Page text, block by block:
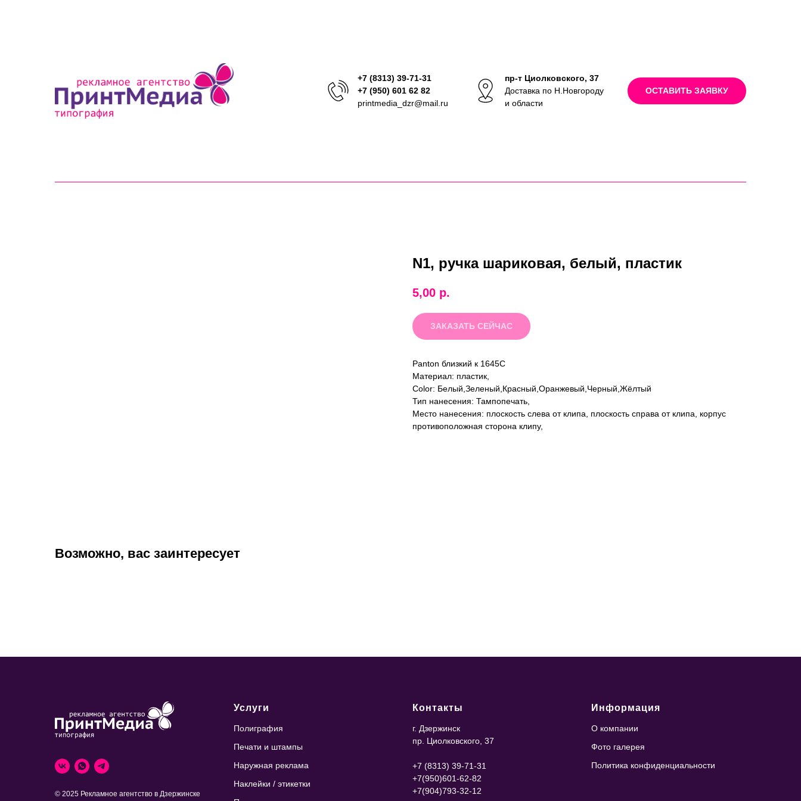
+7 (8313) 39-71-31
+7 (950) 601 62 82
printmedia_dzr@mail.ru
пр-т Циолковского, 37
Доставка по Н.Новгороду
и области
ОСТАВИТЬ ЗАЯВКУ
N1, ручка шариковая, белый, пластик
5,00 р.
ЗАКАЗАТЬ СЕЙЧАС
Panton близкий к 1645C
Материал: пластик,
Color: Белый,Зеленый,Красный,Оранжевый,Черный,Жёлтый
Тип нанесения: Тампопечать,
Место нанесения: плоскость слева от клипа, плоскость справа от клипа, корпус
противоположная сторона клипу,
Возможно, вас заинтересует
© 2025 Рекламное агентство в Дзержинске
Услуги
Полиграфия
Печати и штампы
Наружная реклама
Наклейки / этикетки
Контакты
г. Дзержинск
пр. Циолковского, 37
+7 (8313) 39-71-31
+7(950)601-62-82
+7(904)793-32-12
Информация
О компании
Фото галерея
Политика конфиденциальности